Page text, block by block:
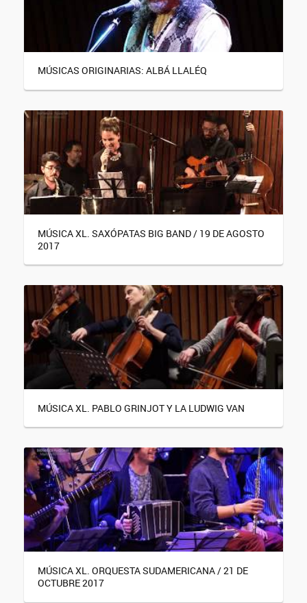
MÚSICAS ORIGINARIAS: ALBÁ LLALÉQ
MÚSICA XL. SAXÓPATAS BIG BAND / 19 DE AGOSTO
2017
MÚSICA XL. PABLO GRINJOT Y LA LUDWIG VAN
MÚSICA XL. ORQUESTA SUDAMERICANA / 21 DE
OCTUBRE 2017